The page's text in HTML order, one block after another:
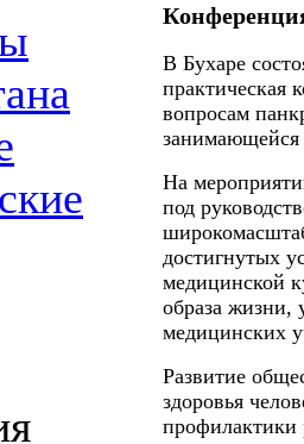
В Бухаре
практическая
вопросам
занимающейся
На
под
достигнутых
медицинской
образа жизни,
медицинских
Развитие
здоровья
профилактики